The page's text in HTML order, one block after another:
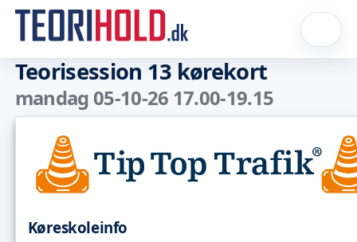
Teorisession 13 kørekort
mandag 05-10-26 17.00-19.15
Køreskoleinfo